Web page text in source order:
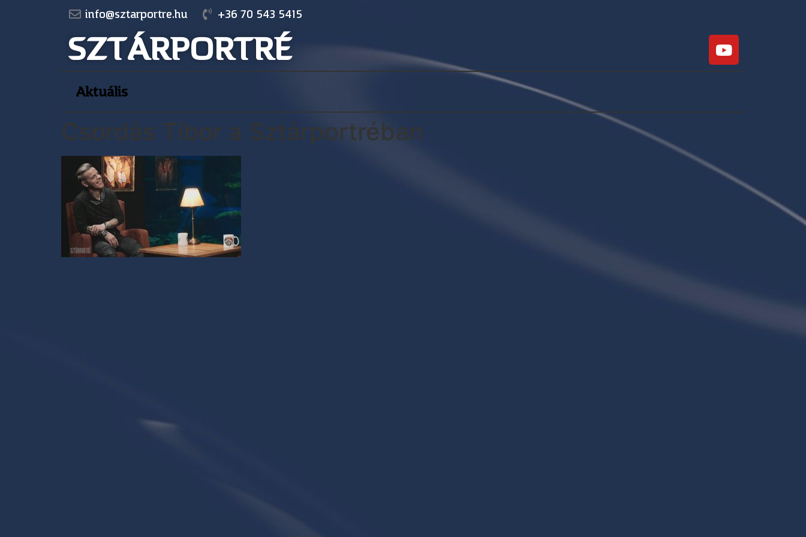
info@sztarportre.hu +36 70 543 5415
SZTÁRPORTRÉ
Aktuális
Csordás Tibor a Sztárportréban